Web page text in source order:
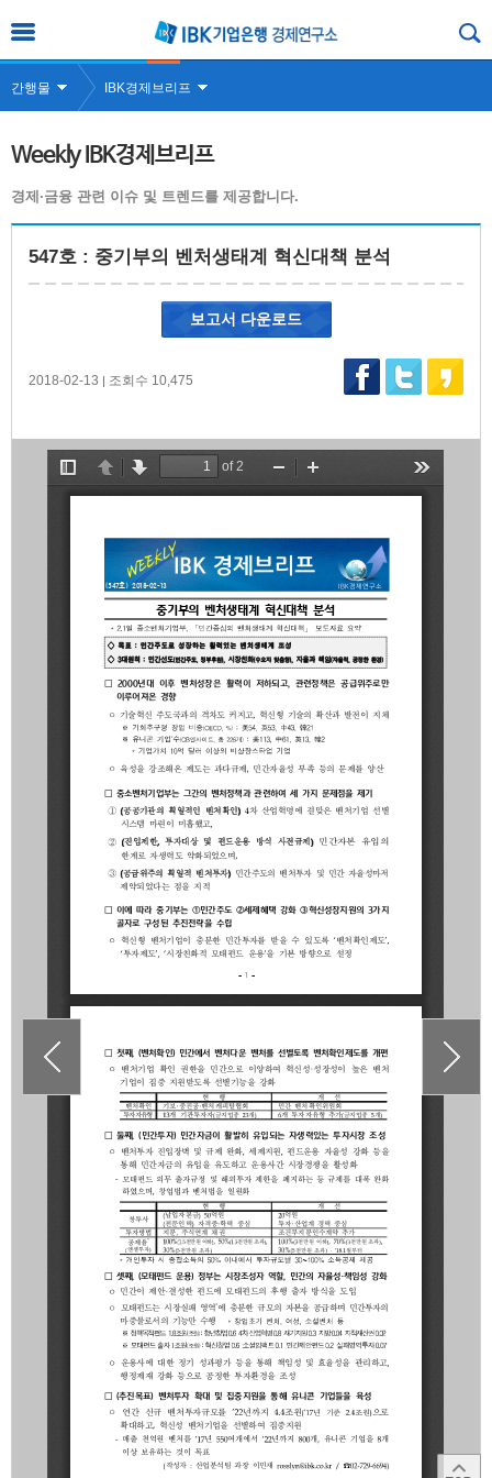
간행물 IBK경제브리프
Weekly IBK경제브리프
경제·금융 관련 이슈 및 트렌드를 제공합니다.
547호 : 중기부의 벤처생태계 혁신대책 분석
2018-02-13 | 조회수 10,475
보고서 다운로드